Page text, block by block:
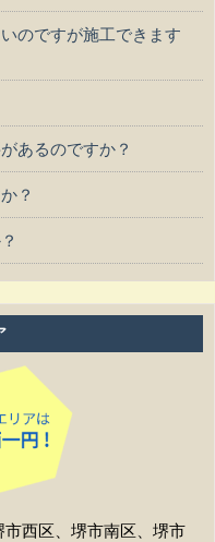
のですが施工できます
あるのですか？
？
ある場合はどうすれば
か？
か？
か？
どこまで片付ければよ
西区、堺市南区、堺市